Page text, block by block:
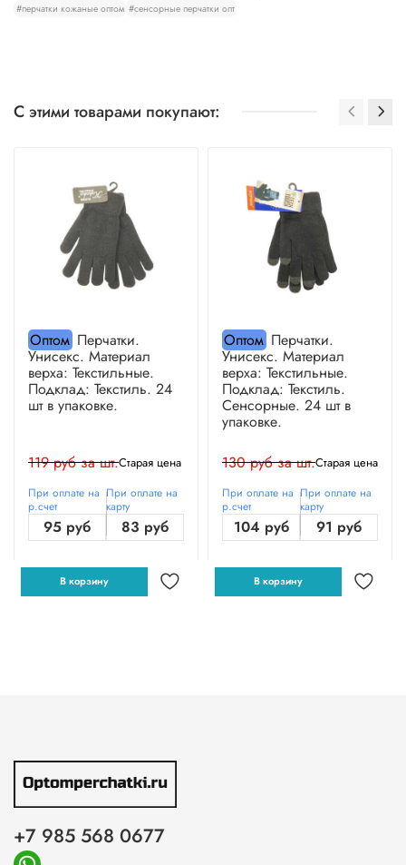
#перчатки кожаные оптом #сенсорные перчатки опт
С этими товарами покупают:
ОптомПерчатки.
Унисекс. Материал
верха: Текстильные.
Подклад: Текстиль. 24
шт в упаковке.
119 руб за шт.Старая цена
При оплате на
р.счет
95 руб
При оплате на
карту
83 руб
В корзину
ОптомПерчатки.
Унисекс. Материал
верха: Текстильные.
Подклад: Текстиль.
Сенсорные. 24 шт в
упаковке.
130 руб за шт.Старая цена
При оплате на
р.счет
104 руб
При оплате на
карту
91 руб
В корзину
+7 985 568 0677